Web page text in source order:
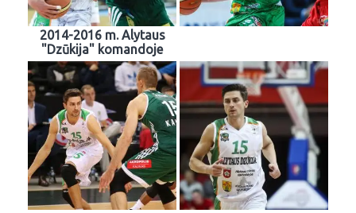
2014-2016 m. Alytaus
"Dzūkija" komandoje